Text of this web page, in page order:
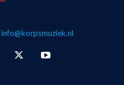
info@korpsmuziek.nl